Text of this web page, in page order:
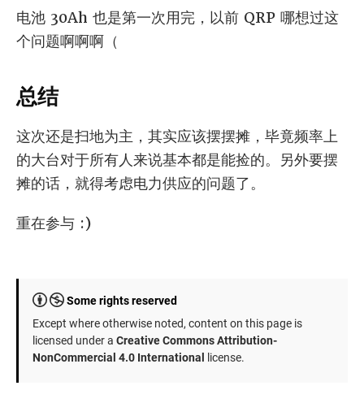
电池 30Ah 也是第一次用完，以前 QRP 哪想过这
个问题啊啊啊（
总结
这次还是扫地为主，其实应该摆摆摊，毕竟频率上
的大台对于所有人来说基本都是能捡的。另外要摆
摊的话，就得考虑电力供应的问题了。
重在参与 :)
Some rights reserved
Except where otherwise noted, content on this page is
licensed under a Creative Commons Attribution-
NonCommercial 4.0 International license.